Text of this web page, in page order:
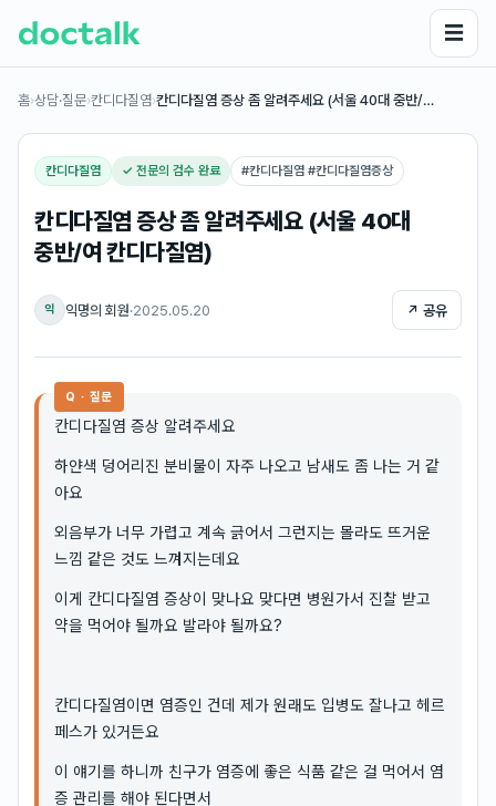
☰
홈›상담·질문›칸디다질염›칸디다질염 증상 좀 알려주세요 (서울 40대 중반/…
칸디다질염 ✓ 전문의 검수 완료 #칸디다질염 #칸디다질염증상
칸디다질염 증상 좀 알려주세요 (서울 40대
중반/여 칸디다질염)
익 익명의 회원·2025.05.20 ↗ 공유
Q · 질문
칸디다질염 증상 알려주세요
하얀색 덩어리진 분비물이 자주 나오고 남새도 좀 나는 거 같
아요
외음부가 너무 가렵고 계속 긁어서 그런지는 몰라도 뜨거운
느낌 같은 것도 느껴지는데요
이게 칸디다질염 증상이 맞나요 맞다면 병원가서 진찰 받고
약을 먹어야 될까요 발라야 될까요?
칸디다질염이면 염증인 건데 제가 원래도 입병도 잘나고 헤르
페스가 있거든요
이 얘기를 하니까 친구가 염증에 좋은 식품 같은 걸 먹어서 염
증 관리를 해야 된다면서